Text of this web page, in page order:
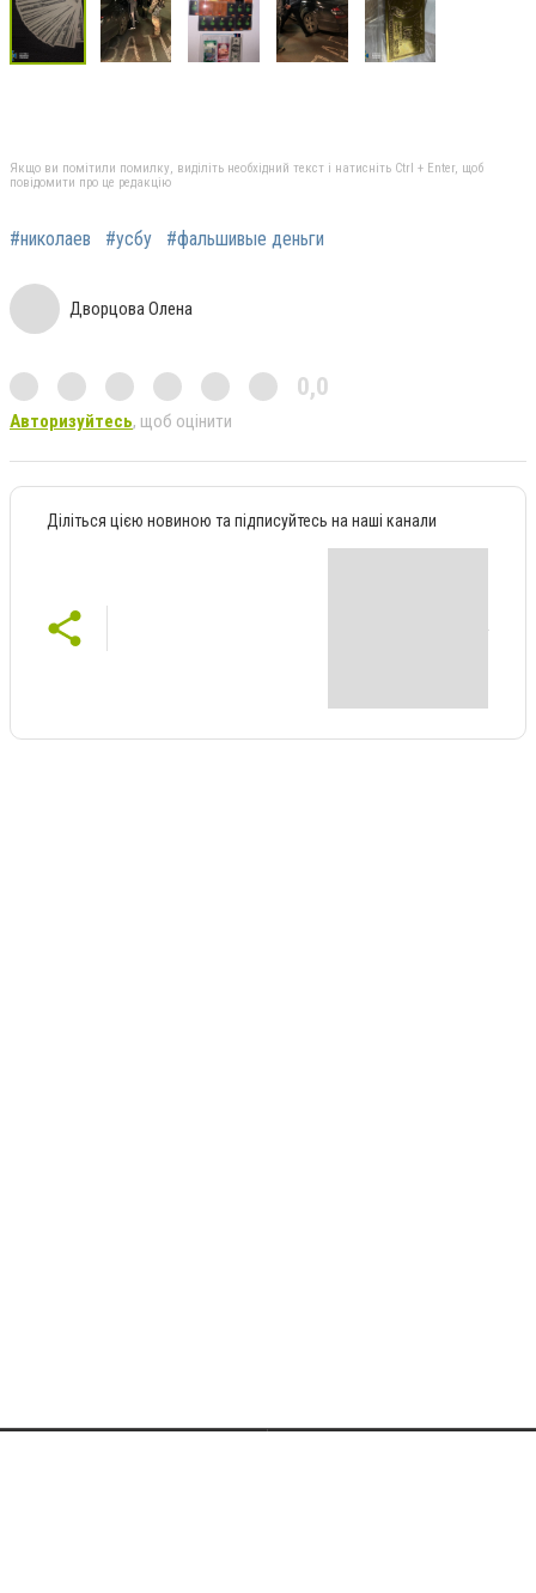
Якщо ви помітили помилку, виділіть необхідний текст і натисніть Ctrl + Enter, щоб
повідомити про це редакцію
#николаев #усбу #фальшивые деньги
Дворцова Олена
0,0
Авторизуйтесь, щоб оцінити
Діліться цією новиною та підписуйтесь на наші канали